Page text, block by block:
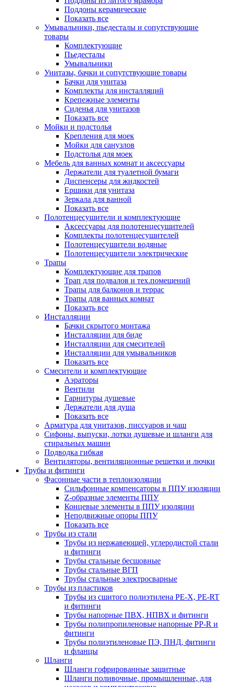
Поддоны керамические
Показать все
Умывальники, пьедесталы и сопутствующие
товары
Комплектующие
Пьедесталы
Умывальники
Унитазы, бачки и сопутствующие товары
Бачки для унитаза
Комплекты для инсталляций
Крепежные элементы
Сиденья для унитазов
Показать все
Мойки и подстолья
Крепления для моек
Мойки для санузлов
Подстолья для моек
Мебель для ванных комнат и аксессуары
Держатели для туалетной бумаги
Диспенсеры для жидкостей
Ершики для унитаза
Зеркала для ванной
Показать все
Полотенцесушители и комплектующие
Аксессуары для полотенцесушителей
Комплекты полотенцесушителей
Полотенцесушители водяные
Полотенцесушители электрические
Трапы
Комплектующие для трапов
Трап для подвалов и тех.помещений
Трапы для балконов и террас
Трапы для ванных комнат
Показать все
Инсталляции
Бачки скрытого монтажа
Инсталляции для биде
Инсталляции для смесителей
Инсталляции для умывальников
Показать все
Смесители и комплектующие
Аэраторы
Вентили
Гарнитуры душевые
Держатели для душа
Показать все
Арматура для унитазов, писсуаров и чаш
Сифоны, выпуски, лотки душевые и шланги для
стиральных машин
Подводка гибкая
Вентиляторы, вентиляционные решетки и лючки
Трубы и фитинги
Фасонные части в теплоизоляции
Cильфонные компенсаторы в ППУ изоляции
Z-образные элементы ППУ
Концевые элементы в ППУ изоляции
Неподвижные опоры ППУ
Показать все
Трубы из стали
Трубы из нержавеющей, углеродистой стали
и фитинги
Трубы стальные бесшовные
Трубы стальные ВГП
Трубы стальные электросварные
Трубы из пластиков
Трубы из сшитого полиэтилена PE-X, PE-RT
и фитинги
Трубы напорные ПВХ, НПВХ и фитинги
Трубы полипропиленовые напорные PP-R и
фитинги
Трубы полиэтиленовые ПЭ, ПНД, фитинги
и фланцы
Шланги
Шланги гофрированные защитные
Шланги поливочные, промышленные, для